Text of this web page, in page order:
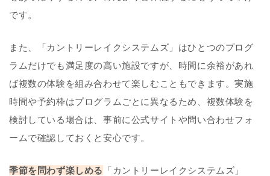
です。
また、「カントリーレイクシステムズ」はひとつのプログ
ラムだけでも満足度の高い施設ですが、時間に余裕があれ
ば複数の体験を組み合わせて楽しむこともできます。実施
時間や予約枠はプログラムごとに異なるため、複数体験を
検討している場合は、事前に公式サイトや問い合わせフォ
ームで確認しておくと安心です。
季節を問わず楽しめる
「カントリーレイクシステムズ」